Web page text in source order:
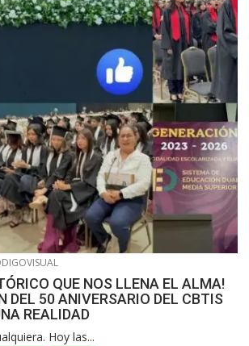
QUE NOS LLENA EL ALMA!
DEL 50 ANIVERSARIO DEL CBTIS
REALIDAD
Hoy las...